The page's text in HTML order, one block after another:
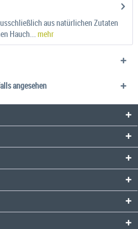
aus natürlichen Zutaten
Hauch... mehr
angesehen